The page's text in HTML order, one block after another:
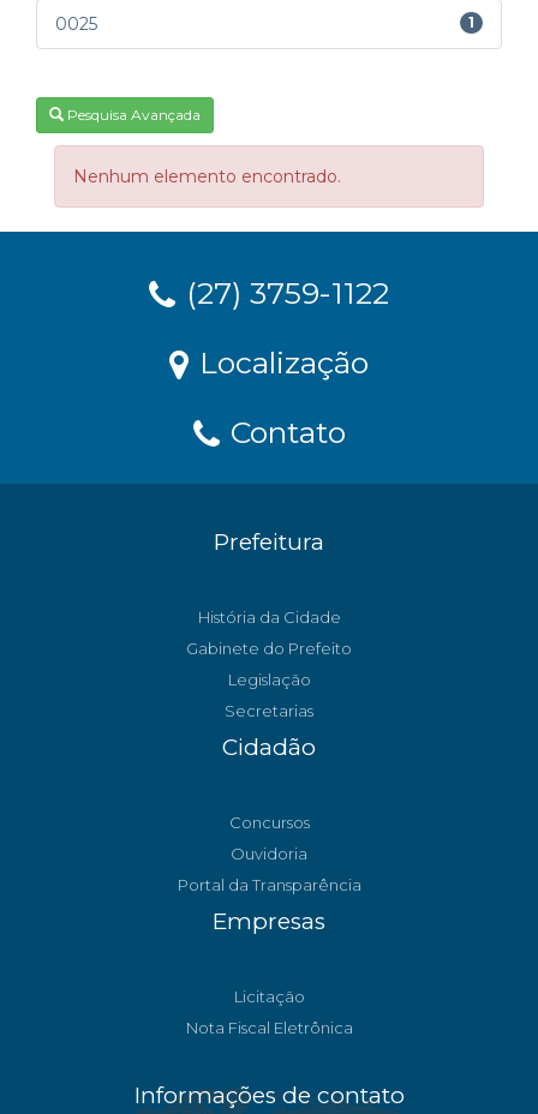
0025 1
Pesquisa Avançada
Nenhum elemento encontrado.
(27) 3759-1122
Localização
Contato
Prefeitura
História da Cidade
Gabinete do Prefeito
Legislação
Secretarias
Cidadão
Concursos
Ouvidoria
Portal da Transparência
Empresas
Licitação
Nota Fiscal Eletrônica
Informações de contato